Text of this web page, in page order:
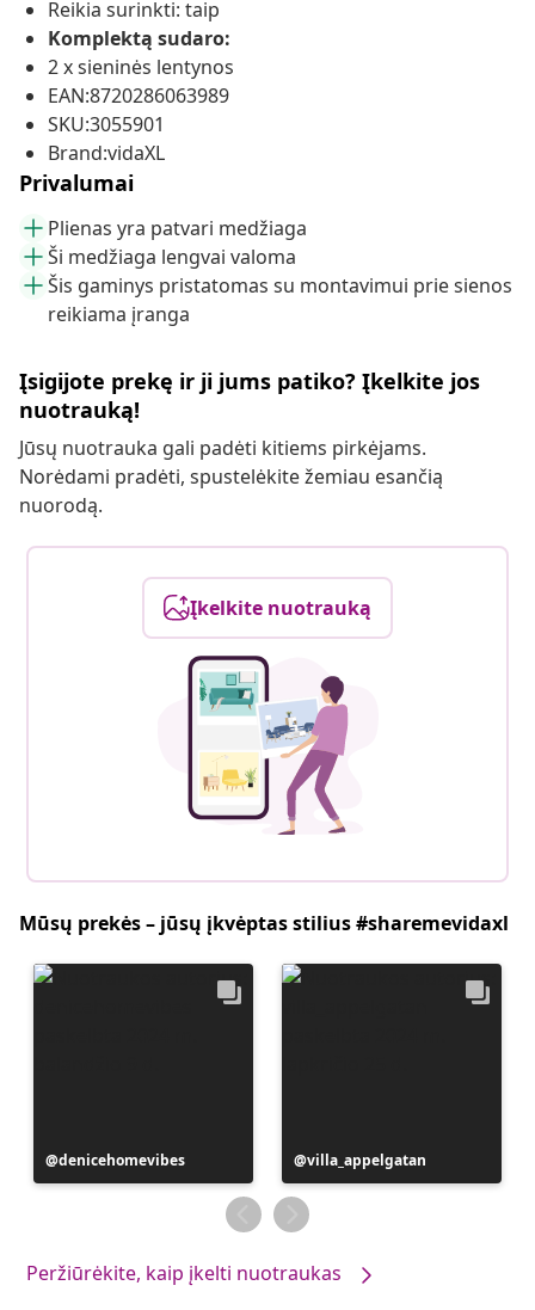
Reikia surinkti: taip
Komplektą sudaro:
2 x sieninės lentynos
EAN:8720286063989
SKU:3055901
Brand:vidaXL
Privalumai
Plienas yra patvari medžiaga
Ši medžiaga lengvai valoma
Šis gaminys pristatomas su montavimui prie sienos
reikiama įranga
Įsigijote prekę ir ji jums patiko? Įkelkite jos
nuotrauką!
Jūsų nuotrauka gali padėti kitiems pirkėjams.
Norėdami pradėti, spustelėkite žemiau esančią
nuorodą.
Įkelkite nuotrauką
Mūsų prekės – jūsų įkvėptas stilius #sharemevidaxl
Įrašą
paskelbė
denicehomevibes
Įrašą
paskelbė
villa_appelgatan
Peržiūrėkite, kaip įkelti nuotraukas